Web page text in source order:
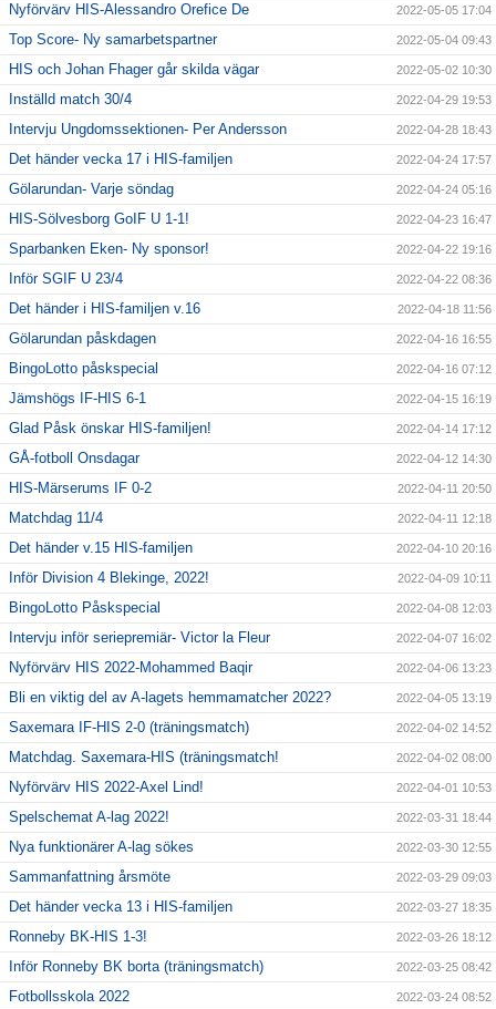
Nyförvärv HIS-Alessandro Orefice De 2022-05-05 17:04
Top Score- Ny samarbetspartner 2022-05-04 09:43
HIS och Johan Fhager går skilda vägar 2022-05-02 10:30
Inställd match 30/4 2022-04-29 19:53
Intervju Ungdomssektionen- Per Andersson 2022-04-28 18:43
Det händer vecka 17 i HIS-familjen 2022-04-24 17:57
Gölarundan- Varje söndag 2022-04-24 05:16
HIS-Sölvesborg GoIF U 1-1! 2022-04-23 16:47
Sparbanken Eken- Ny sponsor! 2022-04-22 19:16
Inför SGIF U 23/4 2022-04-22 08:36
Det händer i HIS-familjen v.16 2022-04-18 11:56
Gölarundan påskdagen 2022-04-16 16:55
BingoLotto påskspecial 2022-04-16 07:12
Jämshögs IF-HIS 6-1 2022-04-15 16:19
Glad Påsk önskar HIS-familjen! 2022-04-14 17:12
GÅ-fotboll Onsdagar 2022-04-12 14:30
HIS-Märserums IF 0-2 2022-04-11 20:50
Matchdag 11/4 2022-04-11 12:18
Det händer v.15 HIS-familjen 2022-04-10 20:16
Inför Division 4 Blekinge, 2022! 2022-04-09 10:11
BingoLotto Påskspecial 2022-04-08 12:03
Intervju inför seriepremiär- Victor la Fleur 2022-04-07 16:02
Nyförvärv HIS 2022-Mohammed Baqir 2022-04-06 13:23
Bli en viktig del av A-lagets hemmamatcher 2022? 2022-04-05 13:19
Saxemara IF-HIS 2-0 (träningsmatch) 2022-04-02 14:52
Matchdag. Saxemara-HIS (träningsmatch! 2022-04-02 08:00
Nyförvärv HIS 2022-Axel Lind! 2022-04-01 10:53
Spelschemat A-lag 2022! 2022-03-31 18:44
Nya funktionärer A-lag sökes 2022-03-30 12:55
Sammanfattning årsmöte 2022-03-29 09:03
Det händer vecka 13 i HIS-familjen 2022-03-27 18:35
Ronneby BK-HIS 1-3! 2022-03-26 18:12
Inför Ronneby BK borta (träningsmatch) 2022-03-25 08:42
Fotbollsskola 2022 2022-03-24 08:52